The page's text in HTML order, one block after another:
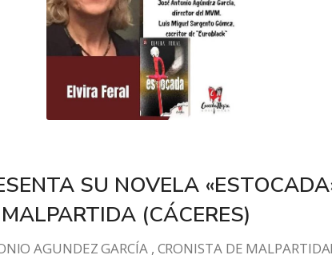
SU NOVELA
(CÁCERES)
AGUNDEZ GARCÍA , CRONISTA DE